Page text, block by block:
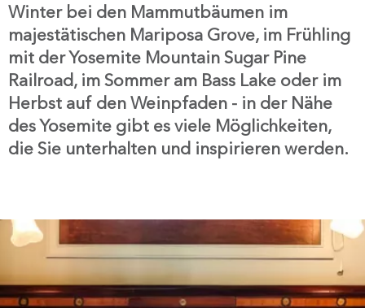
Winter bei den Mammutbäumen im
majestätischen Mariposa Grove, im Frühling
mit der Yosemite Mountain Sugar Pine
Railroad, im Sommer am Bass Lake oder im
Herbst auf den Weinpfaden - in der Nähe
des Yosemite gibt es viele Möglichkeiten,
die Sie unterhalten und inspirieren werden.